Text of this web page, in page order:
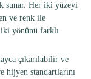
sunar. Her iki yüzeyi
ve renk ile
iki yönünü farklı
çıkarılabilir ve
hijyen standartlarını